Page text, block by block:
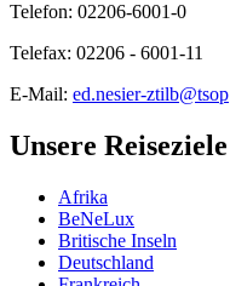
Telefon: 02206-6001-0
Telefax: 02206 - 6001-11
E-Mail: ed.nesier-ztilb@tsop
Unsere Reiseziele
Afrika
BeNeLux
Britische Inseln
Deutschland